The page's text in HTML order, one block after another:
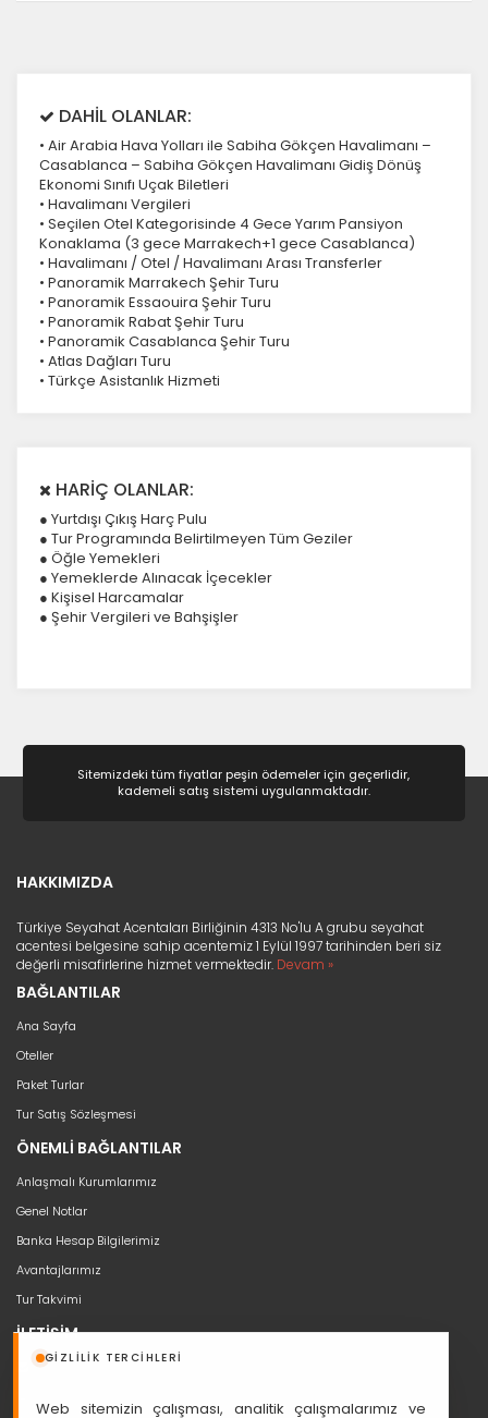
GIZLILIK TERCIHLERI
Web sitemizin çalışması, analitik çalışmalarımız ve
DAHİL OLANLAR:
• Air Arabia Hava Yolları ile Sabiha Gökçen Havalimanı –
Casablanca – Sabiha Gökçen Havalimanı Gidiş Dönüş
Ekonomi Sınıfı Uçak Biletleri
• Havalimanı Vergileri
• Seçilen Otel Kategorisinde 4 Gece Yarım Pansiyon
Konaklama (3 gece Marrakech+1 gece Casablanca)
• Havalimanı / Otel / Havalimanı Arası Transferler
• Panoramik Marrakech Şehir Turu
• Panoramik Essaouira Şehir Turu
• Panoramik Rabat Şehir Turu
• Panoramik Casablanca Şehir Turu
• Atlas Dağları Turu
• Türkçe Asistanlık Hizmeti
HARİÇ OLANLAR:
● Yurtdışı Çıkış Harç Pulu
● Tur Programında Belirtilmeyen Tüm Geziler
● Öğle Yemekleri
● Yemeklerde Alınacak İçecekler
● Kişisel Harcamalar
● Şehir Vergileri ve Bahşişler
Sitemizdeki tüm fiyatlar peşin ödemeler için geçerlidir,
kademeli satış sistemi uygulanmaktadır.
HAKKIMIZDA
Türkiye Seyahat Acentaları Birliğinin 4313 No'lu A grubu seyahat
acentesi belgesine sahip acentemiz 1 Eylül 1997 tarihinden beri siz
değerli misafirlerine hizmet vermektedir. Devam »
BAĞLANTILAR
Ana Sayfa
Oteller
Paket Turlar
Tur Satış Sözleşmesi
ÖNEMLİ BAĞLANTILAR
Anlaşmalı Kurumlarımız
Genel Notlar
Banka Hesap Bilgilerimiz
Avantajlarımız
Tur Takvimi
İLETİŞİM
bilgi@seyahat53.com